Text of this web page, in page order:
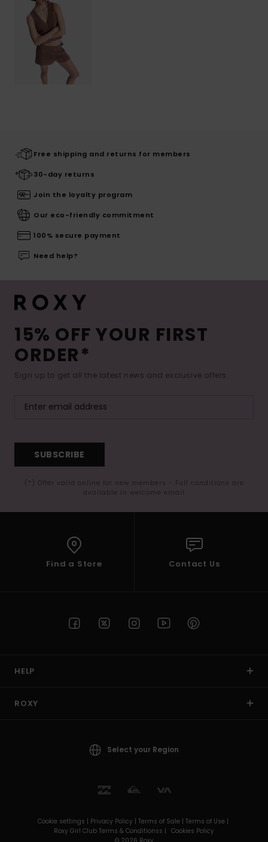
Free shipping and returns for members
30-day returns
Join the loyalty program
Our eco-friendly commitment
100% secure payment
Need help?
15% OFF YOUR FIRST
ORDER*
Sign up to get all the latest news and exclusive offers.
SUBSCRIBE
(*) Offer valid online for new members - Full conditions are
available in welcome email
Find a Store Contact Us
HELP
ROXY
Select your Region
Cookie settings | Privacy Policy | Terms of Sale | Terms of Use |
Roxy Girl Club Terms & Conditionss | Cookies Policy